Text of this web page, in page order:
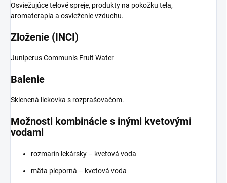
Osviežujúce telové spreje, produkty na pokožku tela,
aromaterapia a osvieženie vzduchu.
Zloženie (INCI)
Juniperus Communis Fruit Water
Balenie
Sklenená liekovka s rozprašovačom.
Možnosti kombinácie s inými kvetovými
vodami
rozmarín lekársky – kvetová voda
mäta pieporná – kvetová voda